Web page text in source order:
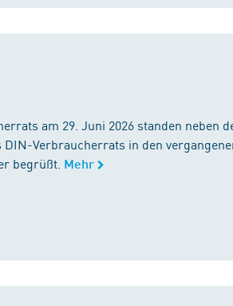
am 29. Juni 2026 standen neben
Verbraucherrats in den
begrüßt. Mehr